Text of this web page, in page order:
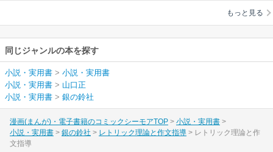
もっと見る
同じジャンルの本を探す
小説・実用書 > 小説・実用書
小説・実用書 > 山口正
小説・実用書 > 銀の鈴社
漫画(まんが)・電子書籍のコミックシーモアTOP
小説・実用書
小説・実用書
銀の鈴社 レトリック理論と作文指導
レトリック理論と作
文指導